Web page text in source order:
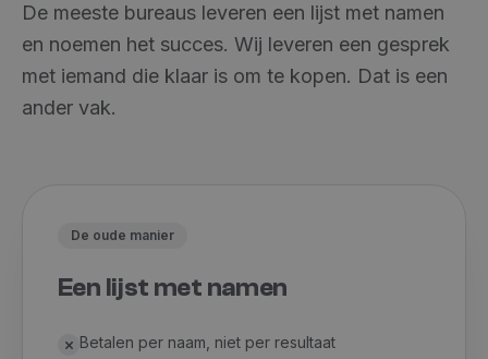
De meeste bureaus leveren een lijst met namen
en noemen het succes. Wij leveren een gesprek
met iemand die klaar is om te kopen. Dat is een
ander vak.
De oude manier
Een lijst met namen
Betalen per naam, niet per resultaat